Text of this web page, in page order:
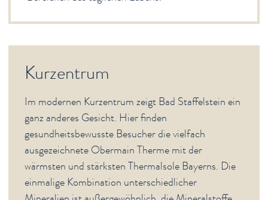
Kurzentrum
Im modernen Kurzentrum zeigt Bad Staffelstein ein
ganz anderes Gesicht. Hier finden
gesundheitsbewusste Besucher die vielfach
ausgezeichnete Obermain Therme mit der
wärmsten und stärksten Thermalsole Bayerns. Die
einmalige Kombination unterschiedlicher